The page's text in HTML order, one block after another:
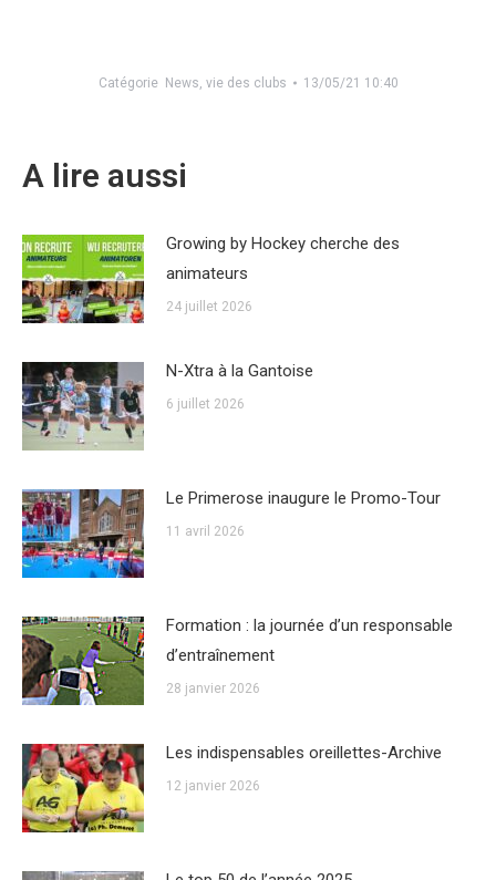
Catégorie News, vie des clubs 13/05/21 10:40
A lire aussi
Growing by Hockey cherche des
animateurs
24 juillet 2026
N-Xtra à la Gantoise
6 juillet 2026
Le Primerose inaugure le Promo-Tour
11 avril 2026
Formation : la journée d’un responsable
d’entraînement
28 janvier 2026
Les indispensables oreillettes-Archive
12 janvier 2026